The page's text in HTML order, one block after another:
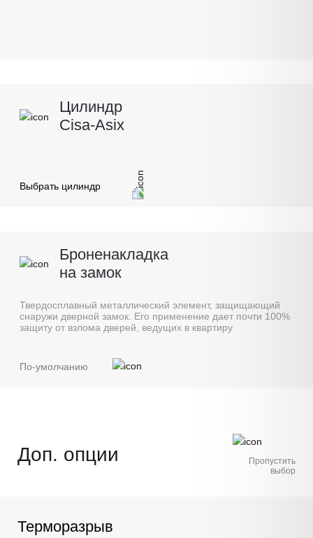
Цилиндр
Cisa-Asix
Выбрать цилиндр
Броненакладка
на замок
Твердосплавный металлический элемент, защищающий
снаружи дверной замок. Его применение дает почти 100%
защиту от взлома дверей, ведущих в квартиру
По-умолчанию
Доп. опции
Пропустить
выбор
Терморазрыв